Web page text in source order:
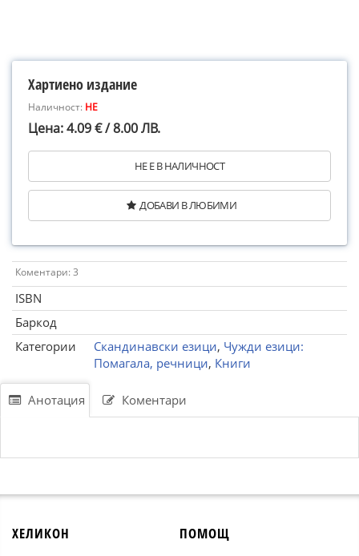
Хартиено издание
Наличност: НЕ
Цена: 4.09 € / 8.00 ЛВ.
НЕ Е В НАЛИЧНОСТ
ДОБАВИ В ЛЮБИМИ
Коментари: 3
ISBN
Баркод
Категории
Скандинавски езици, Чужди езици:
Помагала, речници, Книги
Анотация Коментари
ХЕЛИКОН ПОМОЩ